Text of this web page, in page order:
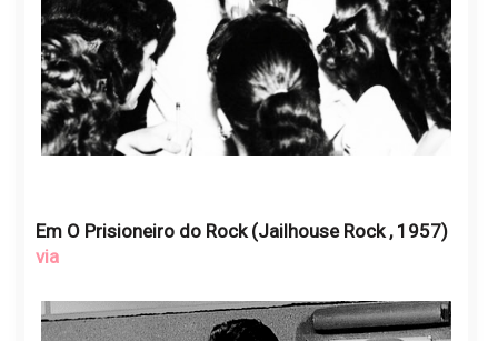
Em O Prisioneiro do Rock (Jailhouse Rock , 1957)
via